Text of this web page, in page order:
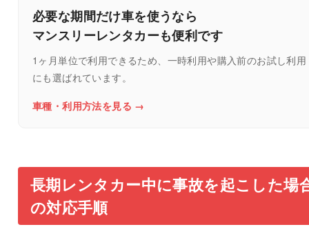
必要な期間だけ車を使うなら
マンスリーレンタカーも便利です
1ヶ月単位で利用できるため、一時利用や購入前のお試し利用
にも選ばれています。
車種・利用方法を見る →
長期レンタカー中に事故を起こした場
の対応手順